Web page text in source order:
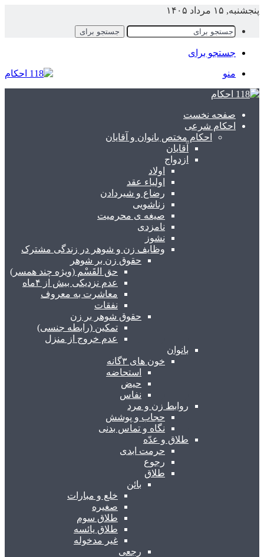
۱۵ مرداد ۱۴۰۵
جستجو برای
جستجو برای
منو
صفحه نخست
احکام شرعی
احکام مختص بانوان و آقایان
آقایان
ازدواج
اولاد
اولیاء عقد
رضاع و شیردادن
زناشویی
صیغه ی محرمیت
نامزدی
نشوز
وظایف زن و شوهر در زندگی مشترک
حقوق زن بر شوهر
حق القَسْم (ویژه چند همسر)
عدم نزدیکی بیش از ۴ماه
معاشرت به معروف
نفقات
حقوق شوهر بر زن
تمکین (رابطه جنسی)
عدم خروج از منزل
بانوان
خون های ۳گانه
استحاضه
حیض
نفاس
روابط زن و مرد
حجاب و پوشش
نگاه و تماس بدنی
طلاق و عدّه
حرمت ابدی
رجوع
طلاق
بائن
خلع و مبارات
صغیره
طلاق سوم
طلاق یائسه
غیر مدخوله
رجعی